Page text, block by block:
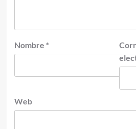
Nombre *
Web